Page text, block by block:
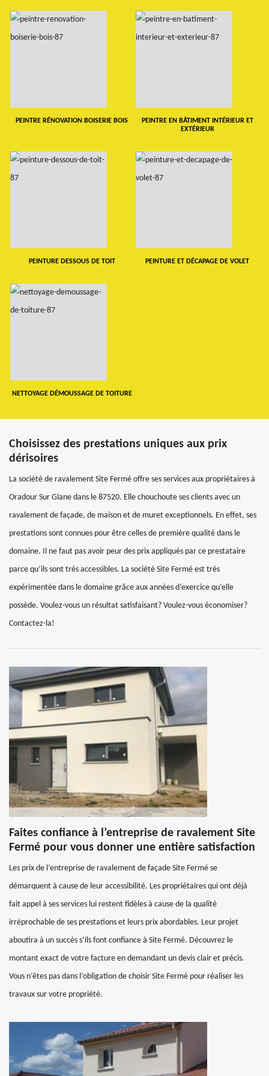
PEINTRE RÉNOVATION BOISERIE BOIS
PEINTRE EN BÂTIMENT INTÉRIEUR ET
EXTÉRIEUR
PEINTURE DESSOUS DE TOIT PEINTURE ET DÉCAPAGE DE VOLET
NETTOYAGE DÉMOUSSAGE DE TOITURE
Choisissez des prestations uniques aux prix
dérisoires
La société de ravalement Site Fermé offre ses services aux propriétaires à
Oradour Sur Glane dans le 87520. Elle chouchoute ses clients avec un
ravalement de façade, de maison et de muret exceptionnels. En effet, ses
prestations sont connues pour être celles de première qualité dans le
domaine. Il ne faut pas avoir peur des prix appliqués par ce prestataire
parce qu’ils sont très accessibles. La société Site Fermé est très
expérimentée dans le domaine grâce aux années d’exercice qu’elle
possède. Voulez-vous un résultat satisfaisant? Voulez-vous économiser?
Contactez-la!
Faites confiance à l’entreprise de ravalement Site
Fermé pour vous donner une entière satisfaction
Les prix de l’entreprise de ravalement de façade Site Fermé se
démarquent à cause de leur accessibilité. Les propriétaires qui ont déjà
fait appel à ses services lui restent fidèles à cause de la qualité
irréprochable de ses prestations et leurs prix abordables. Leur projet
aboutira à un succès s’ils font confiance à Site Fermé. Découvrez le
montant exact de votre facture en demandant un devis clair et précis.
Vous n’êtes pas dans l’obligation de choisir Site Fermé pour réaliser les
travaux sur votre propriété.